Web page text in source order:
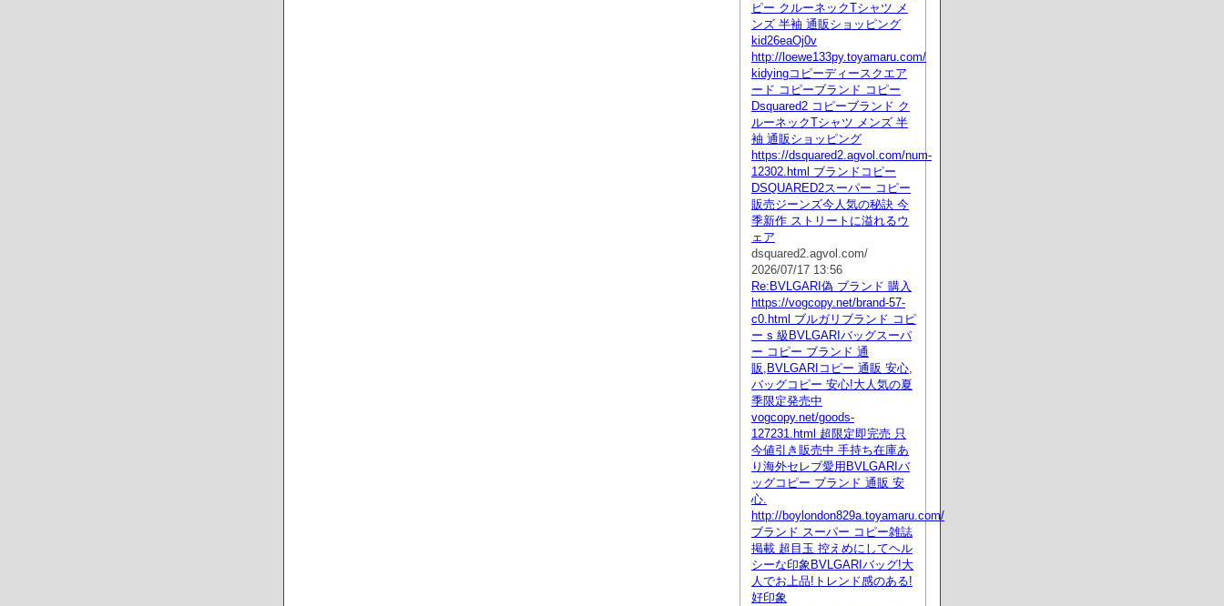
ピー クルーネックTシャツ メ
ンズ 半袖 通販ショッピング
kid26eaOj0v
http://loewe133py.toyamaru.com/
kidyingコピーディースクエア
ード コピーブランド コピー
Dsquared2 コピーブランド ク
ルーネックTシャツ メンズ 半
袖 通販ショッピング
https://dsquared2.agvol.com/num-
12302.html ブランドコピー
DSQUARED2スーパー コピー
販売ジーンズ今人気の秘訣 今
季新作 ストリートに溢れるウ
ェア
dsquared2.agvol.com/
2026/07/17 13:56
Re:BVLGARI偽 ブランド 購入
https://vogcopy.net/brand-57-
c0.html ブルガリブランド コピ
ー s 級BVLGARIバッグスーパ
ー コピー ブランド 通
販,BVLGARIコピー 通販 安心,
バッグコピー 安心!大人気の夏
季限定発売中
vogcopy.net/goods-
127231.html 超限定即完売 只
今値引き販売中 手持ち在庫あ
り海外セレブ愛用BVLGARIバ
ッグコピー ブランド 通販 安
心.
http://boylondon829a.toyamaru.com/
ブランド スーパー コピー雑誌
掲載 超目玉 控えめにしてヘル
シーな印象BVLGARIバッグ!大
人でお上品!トレンド感のある!
好印象